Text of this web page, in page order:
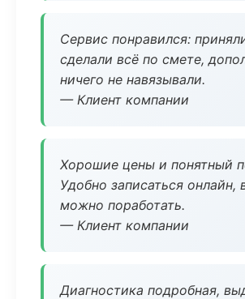
Сервис понравился:
сделали всё по смете,
ничего не навязывали.
— Клиент компании
Хорошие цены и понятный
Удобно записаться онлайн,
можно поработать.
— Клиент компании
Диагностика подробная,